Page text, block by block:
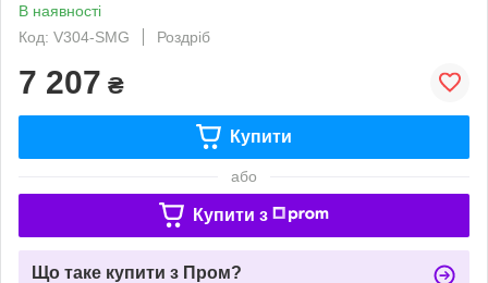
В наявності
Код: V304-SMG
Роздріб
7 207 ₴
Купити
або
Купити з
Що таке купити з Пром?